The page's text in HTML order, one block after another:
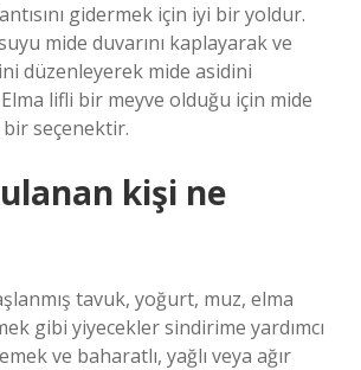
gidermek için iyi bir yoldur.
mide duvarını kaplayarak ve
düzenleyerek mide asidini
lifli bir meyve olduğu için mide
bir seçenektir.
kişi ne
tavuk, yoğurt, muz, elma
gibi yiyecekler sindirime yardımcı
ve baharatlı, yağlı veya ağır